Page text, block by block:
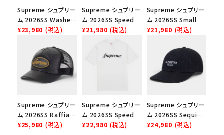
Supreme シュプリー
ム 2026SS Washed
Chino Twill Camp
ノツイル キャンプキャ
ップ ブラック
¥23,980 (税込)
Supreme シュプリー
ム 2026SS Speed
Tee スピードTシャツ
¥21,980 (税込)
Supreme シュプリー
ム 2026SS Small
Box Tee スモールボ
¥21,980 (税込)
Supreme シュプリー
ム 2026SS Raffia
Mesh Back 5-Panel
¥25,980 (税込)
Supreme シュプリー
ム 2026SS Speed
Tee スピードTシャツ
¥22,980 (税込)
Supreme シュプリー
ム 2026SS Sequin
Denim Classic
¥24,980 (税込)